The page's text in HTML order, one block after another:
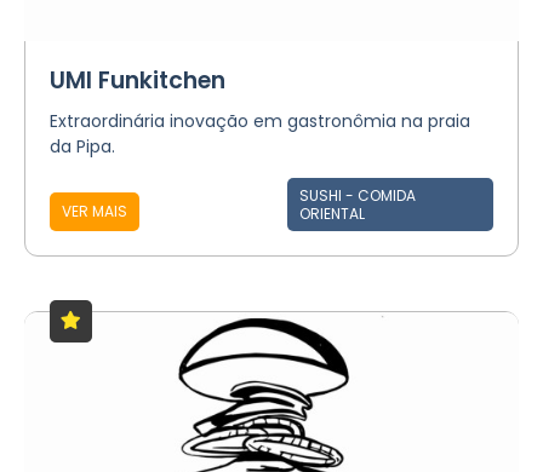
UMI Funkitchen
Extraordinária inovação em gastronômia na praia
da Pipa.
VER MAIS
SUSHI - COMIDA
ORIENTAL